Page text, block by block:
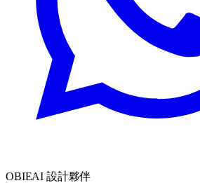
OBIEAI 設計夥伴